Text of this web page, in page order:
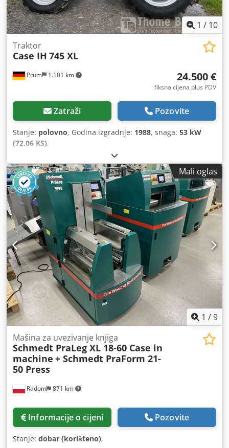
1 / 10
Prüm 1.101 km
Traktor
Case IH 745 XL
24.500 €
fiksna cijena plus PDV
Zatraži Pozovite
Stanje: polovno, Godina izgradnje: 1988, snaga: 53 kW
(72,06 KS),
Mali oglas
1 /9
Radom 871 km
Mašina za uvezivanje knjiga
Schmedt PraLeg XL 18-60 Case in
machine + Schmedt PraForm 21-
50 Press
Informacije o cijeni Pozovite
Stanje: dobar (korišteno),